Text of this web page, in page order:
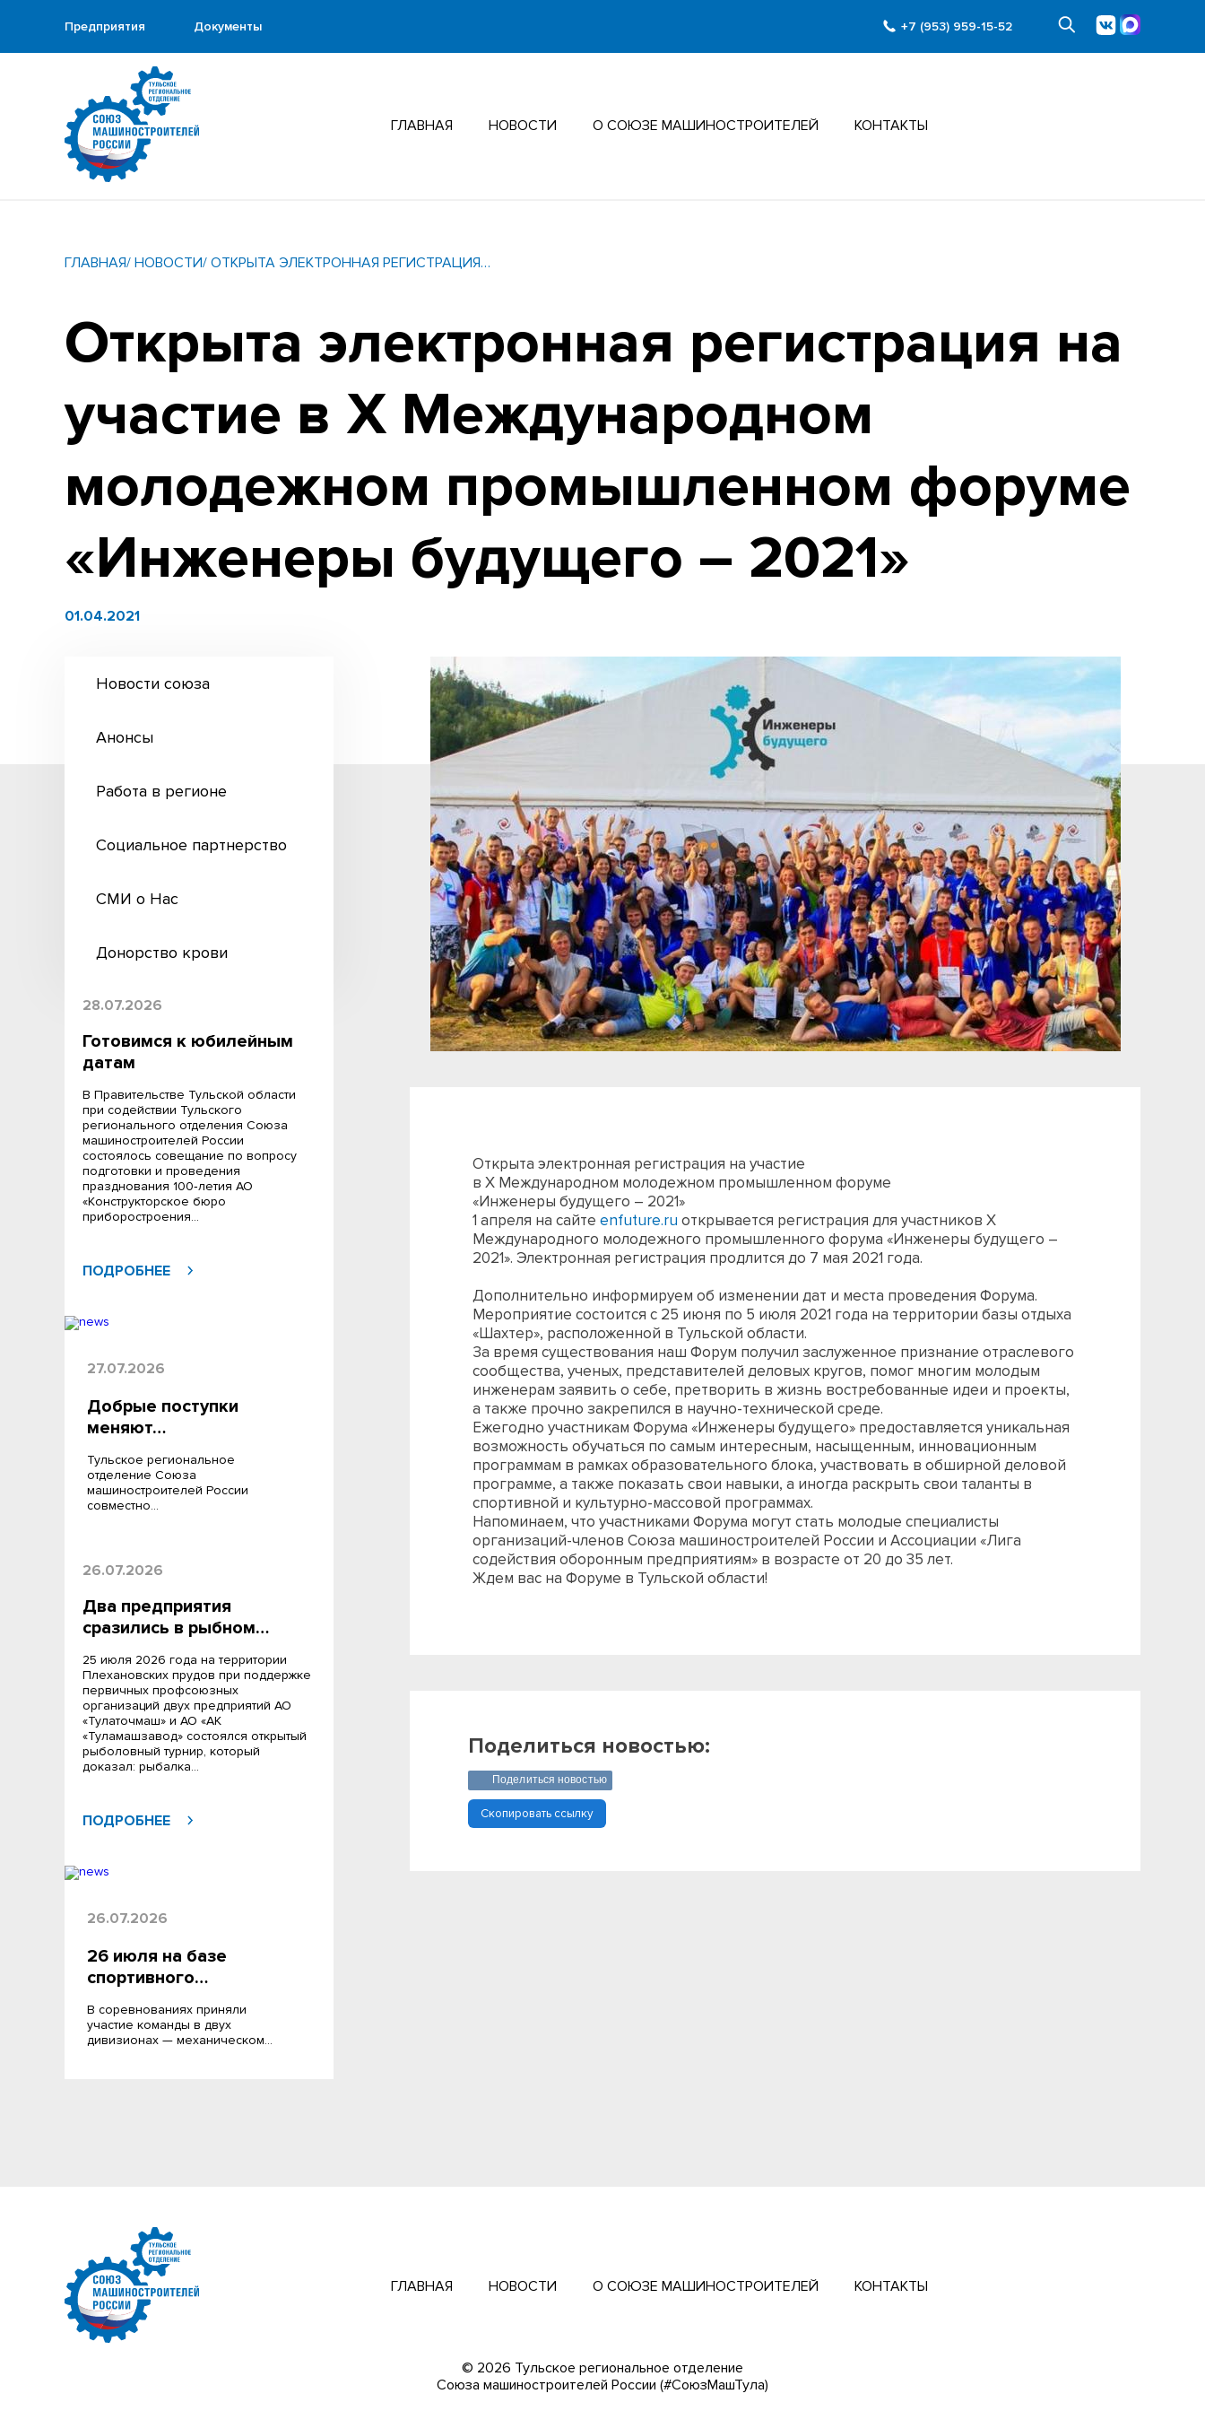
Предприятия Документы +7 (953) 959-15-52
ГЛАВНАЯ НОВОСТИ О СОЮЗЕ МАШИНОСТРОИТЕЛЕЙ КОНТАКТЫ
ГЛАВНАЯ/ НОВОСТИ/ ОТКРЫТА ЭЛЕКТРОННАЯ РЕГИСТРАЦИЯ…
Открыта электронная регистрация на
участие в X Международном
молодежном промышленном форуме
«Инженеры будущего – 2021»
01.04.2021
Новости союза
Анонсы
Работа в регионе
Социальное партнерство
СМИ о Нас
Донорство крови
28.07.2026
Готовимся к юбилейным
датам
В Правительстве Тульской области
при содействии Тульского
регионального отделения Союза
машиностроителей России
состоялось совещание по вопросу
подготовки и проведения
празднования 100‑летия АО
«Конструкторское бюро
приборостроения…
ПОДРОБНЕЕ
27.07.2026
Добрые поступки
меняют…
Тульское региональное
отделение Союза
машиностроителей России
совместно…
26.07.2026
Два предприятия
сразились в рыбном…
25 июля 2026 года на территории
Плехановских прудов при поддержке
первичных профсоюзных
организаций двух предприятий АО
«Тулаточмаш» и АО «АК
«Туламашзавод» состоялся открытый
рыболовный турнир, который
доказал: рыбалка…
ПОДРОБНЕЕ
26.07.2026
26 июля на базе
спортивного…
В соревнованиях приняли
участие команды в двух
дивизионах — механическом…
Открыта электронная регистрация на участие
в X Международном молодежном промышленном форуме
«Инженеры будущего – 2021»
1 апреля на сайте enfuture.ru открывается регистрация для участников X
Международного молодежного промышленного форума «Инженеры будущего –
2021». Электронная регистрация продлится до 7 мая 2021 года.
Дополнительно информируем об изменении дат и места проведения Форума.
Мероприятие состоится с 25 июня по 5 июля 2021 года на территории базы отдыха
«Шахтер», расположенной в Тульской области.
За время существования наш Форум получил заслуженное признание отраслевого
сообщества, ученых, представителей деловых кругов, помог многим молодым
инженерам заявить о себе, претворить в жизнь востребованные идеи и проекты,
а также прочно закрепился в научно-технической среде.
Ежегодно участникам Форума «Инженеры будущего» предоставляется уникальная
возможность обучаться по самым интересным, насыщенным, инновационным
программам в рамках образовательного блока, участвовать в обширной деловой
программе, а также показать свои навыки, а иногда раскрыть свои таланты в
спортивной и культурно-массовой программах.
Напоминаем, что участниками Форума могут стать молодые специалисты
организаций-членов Союза машиностроителей России и Ассоциации «Лига
содействия оборонным предприятиям» в возрасте от 20 до 35 лет.
Ждем вас на Форуме в Тульской области!
Поделиться новостью:
Поделиться новостью
Скопировать ссылку
ГЛАВНАЯ НОВОСТИ О СОЮЗЕ МАШИНОСТРОИТЕЛЕЙ КОНТАКТЫ
© 2026 Тульское региональное отделение
Cоюза машиностроителей России (#СоюзМашТула)